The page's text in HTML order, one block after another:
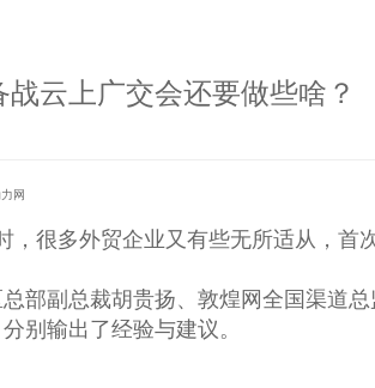
云上广交会还要做些啥？
网
很多外贸企业又有些无所适从，首
部副总裁胡贵扬、敦煌网全国渠道总
别输出了经验与建议。